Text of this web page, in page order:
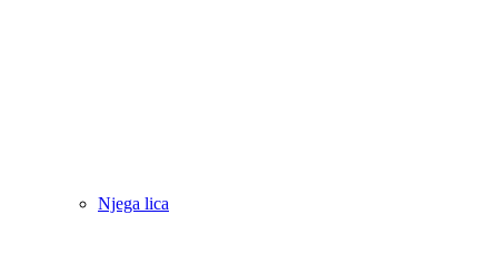
Njega lica